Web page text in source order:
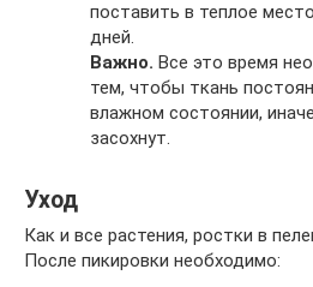
поставить в теплое
дней.
Важно. Все это время
тем, чтобы ткань
влажном состоянии,
засохнут.
Уход
Как и все растения, ростки в
После пикировки необходимо: